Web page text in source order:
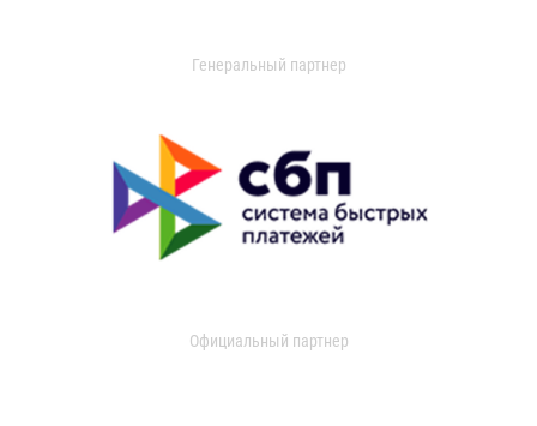
Генеральный партнер
Официальный партнер